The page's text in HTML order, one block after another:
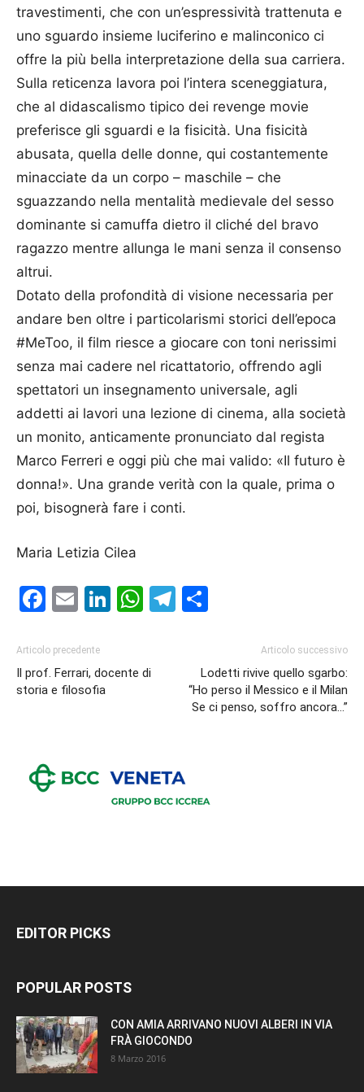
travestimenti, che con un’espressività trattenuta e
uno sguardo insieme luciferino e malinconico ci
offre la più bella interpretazione della sua carriera.
Sulla reticenza lavora poi l’intera sceneggiatura,
che al didascalismo tipico dei revenge movie
preferisce gli sguardi e la fisicità. Una fisicità
abusata, quella delle donne, qui costantemente
minacciate da un corpo – maschile – che
sguazzando nella mentalità medievale del sesso
dominante si camuffa dietro il cliché del bravo
ragazzo mentre allunga le mani senza il consenso
altrui.
Dotato della profondità di visione necessaria per
andare ben oltre i particolarismi storici dell’epoca
#MeToo, il film riesce a giocare con toni nerissimi
senza mai cadere nel ricattatorio, offrendo agli
spettatori un insegnamento universale, agli
addetti ai lavori una lezione di cinema, alla società
un monito, anticamente pronunciato dal regista
Marco Ferreri e oggi più che mai valido: «Il futuro è
donna!». Una grande verità con la quale, prima o
poi, bisognerà fare i conti.
Maria Letizia Cilea
Facebook
EmailLinkedIn
WhatsApp
Telegram
Articolo precedente
Il prof. Ferrari, docente di
storia e filosofia
Articolo successivo
Lodetti rivive quello sgarbo:
“Ho perso il Messico e il Milan
Se ci penso, soffro ancora…”
EDITOR PICKS
POPULAR POSTS
CON AMIA ARRIVANO NUOVI ALBERI IN VIA
FRÀ GIOCONDO
8 Marzo 2016